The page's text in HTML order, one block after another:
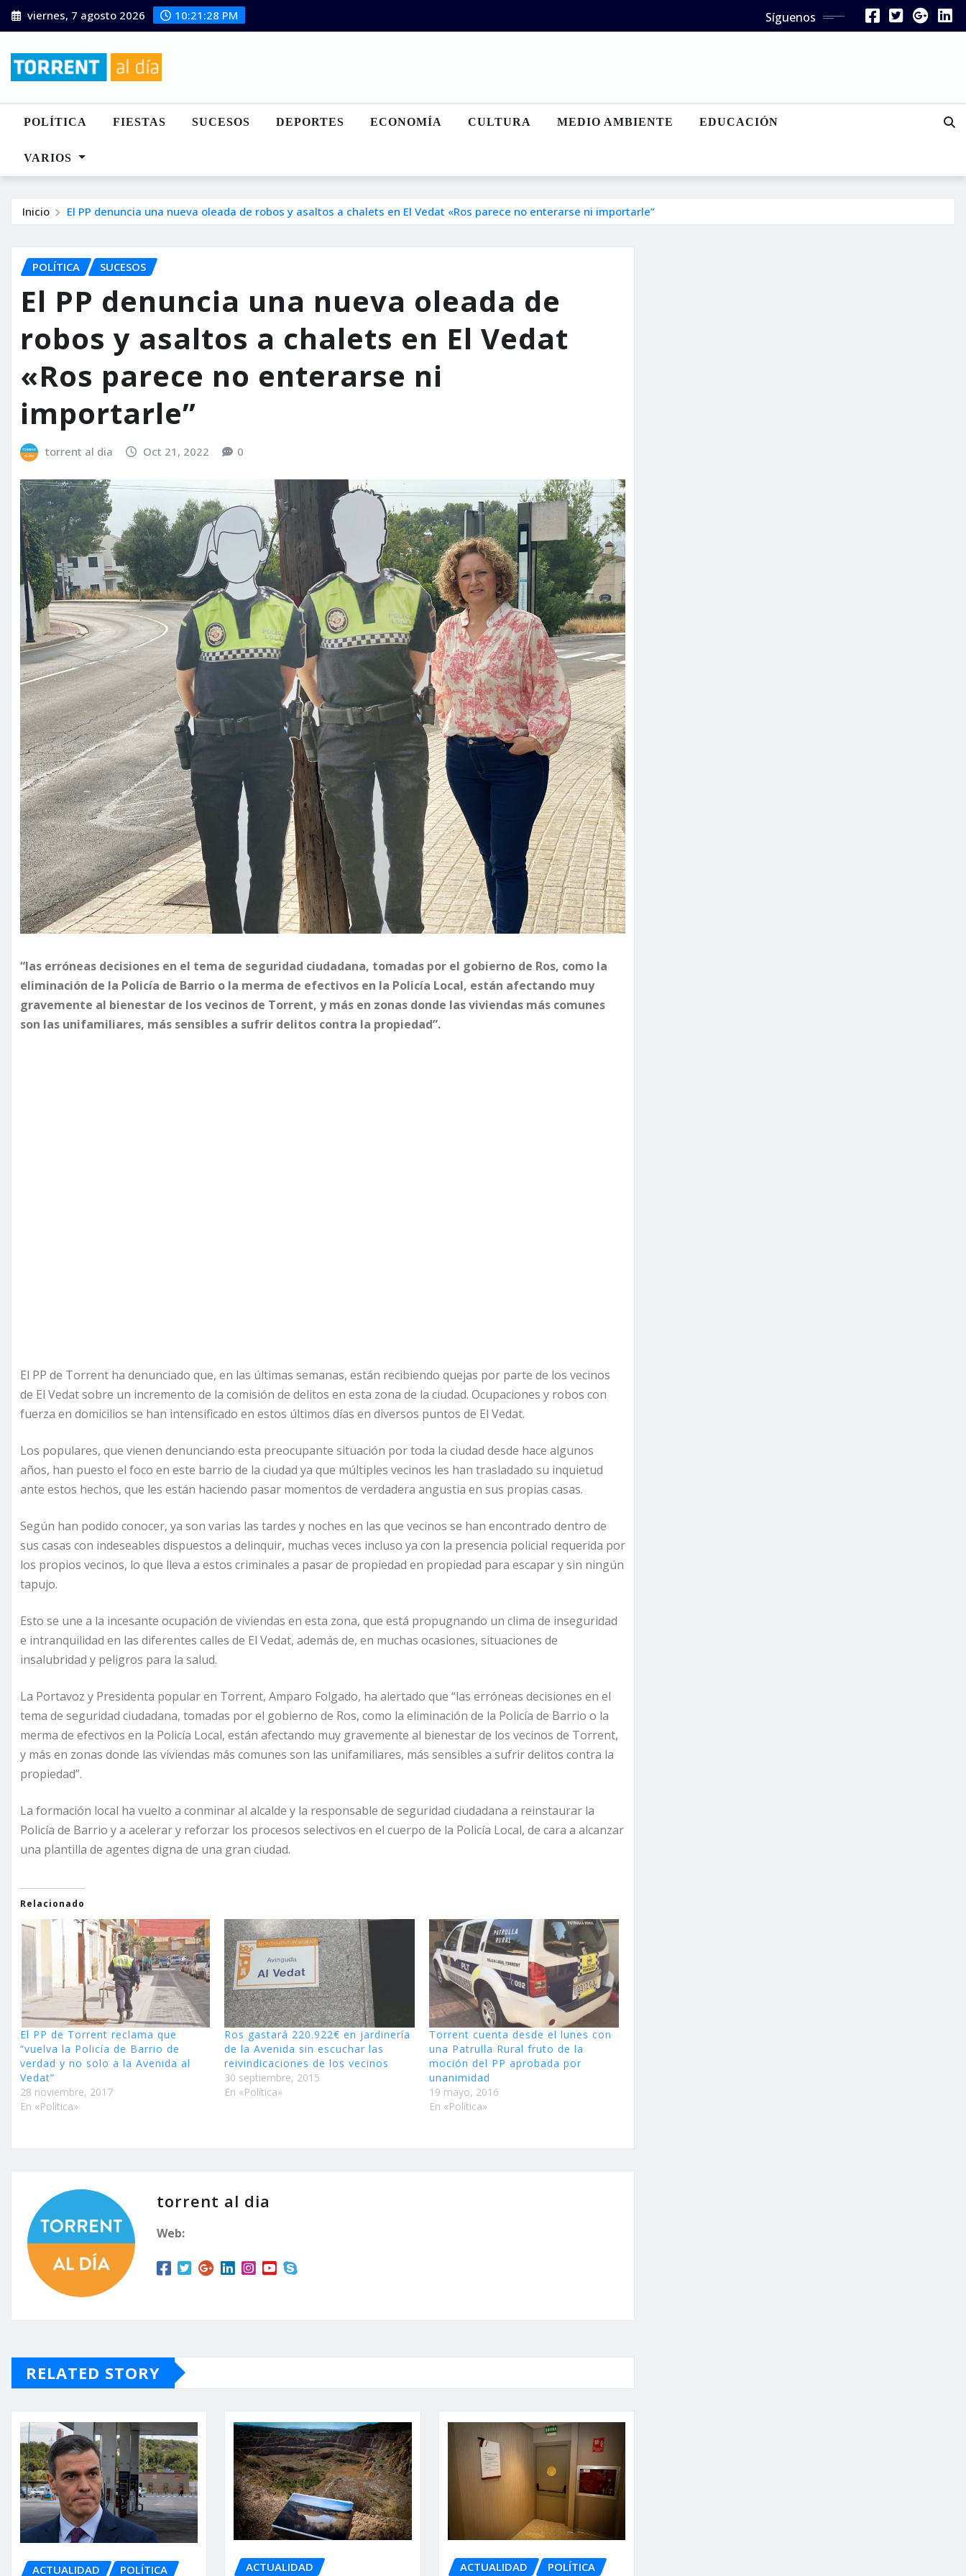
Saltar
al
viernes, 7 agosto 2026 10:21:29 PM Síguenos
POLÍTICA FIESTAS SUCESOS DEPORTES ECONOMÍA CULTURA MEDIO AMBIENTE EDUCACIÓN
VARIOS
Inicio El PP denuncia una nueva oleada de robos y asaltos a chalets en El Vedat «Ros parece no enterarse ni importarle”
POLÍTICA SUCESOS
El PP denuncia una nueva oleada de
robos y asaltos a chalets en El Vedat
«Ros parece no enterarse ni
importarle”
torrent al dia Oct 21, 2022 0
“las erróneas decisiones en el tema de seguridad ciudadana, tomadas por el gobierno de Ros, como la
eliminación de la Policía de Barrio o la merma de efectivos en la Policía Local, están afectando muy
gravemente al bienestar de los vecinos de Torrent, y más en zonas donde las viviendas más comunes
son las unifamiliares, más sensibles a sufrir delitos contra la propiedad”.
El PP de Torrent ha denunciado que, en las últimas semanas, están recibiendo quejas por parte de los vecinos
de El Vedat sobre un incremento de la comisión de delitos en esta zona de la ciudad. Ocupaciones y robos con
fuerza en domicilios se han intensificado en estos últimos días en diversos puntos de El Vedat.
Los populares, que vienen denunciando esta preocupante situación por toda la ciudad desde hace algunos
años, han puesto el foco en este barrio de la ciudad ya que múltiples vecinos les han trasladado su inquietud
ante estos hechos, que les están haciendo pasar momentos de verdadera angustia en sus propias casas.
Según han podido conocer, ya son varias las tardes y noches en las que vecinos se han encontrado dentro de
sus casas con indeseables dispuestos a delinquir, muchas veces incluso ya con la presencia policial requerida por
los propios vecinos, lo que lleva a estos criminales a pasar de propiedad en propiedad para escapar y sin ningún
tapujo.
Esto se une a la incesante ocupación de viviendas en esta zona, que está propugnando un clima de inseguridad
e intranquilidad en las diferentes calles de El Vedat, además de, en muchas ocasiones, situaciones de
insalubridad y peligros para la salud.
La Portavoz y Presidenta popular en Torrent, Amparo Folgado, ha alertado que “las erróneas decisiones en el
tema de seguridad ciudadana, tomadas por el gobierno de Ros, como la eliminación de la Policía de Barrio o la
merma de efectivos en la Policía Local, están afectando muy gravemente al bienestar de los vecinos de Torrent,
y más en zonas donde las viviendas más comunes son las unifamiliares, más sensibles a sufrir delitos contra la
propiedad”.
La formación local ha vuelto a conminar al alcalde y la responsable de seguridad ciudadana a reinstaurar la
Policía de Barrio y a acelerar y reforzar los procesos selectivos en el cuerpo de la Policía Local, de cara a alcanzar
una plantilla de agentes digna de una gran ciudad.
Relacionado
El PP de Torrent reclama que
“vuelva la Policía de Barrio de
verdad y no solo a la Avenida al
Vedat”
28 noviembre, 2017
En «Política»
Ros gastará 220.922€ en jardinería
de la Avenida sin escuchar las
reivindicaciones de los vecinos
30 septiembre, 2015
En «Política»
Torrent cuenta desde el lunes con
una Patrulla Rural fruto de la
moción del PP aprobada por
unanimidad
19 mayo, 2016
En «Política»
torrent al dia
Web:
RELATED STORY
ACTUALIDAD POLÍTICA ACTUALIDAD ACTUALIDAD POLÍTICA